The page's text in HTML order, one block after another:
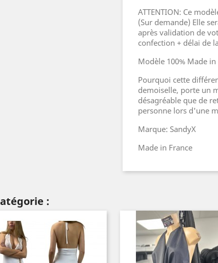
ATTENTION: Ce
(Sur demande) Elle
après validation de
confection + délai de
Modèle 100% Made
Pourquoi cette
demoiselle, porte un
désagréable que de
personne lors d'une
Marque: SandyX
Made in France
: